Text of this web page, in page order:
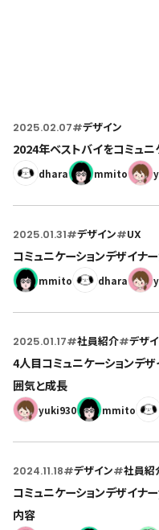
2025.02.07#デザイン
2024年ベストバイをコミュ
dhara mmito
2025.01.31#デザイン#UX
コミュニケーションデザイナ
mmito dhara
2025.01.17#社員紹介#デザ
4人目コミュニケーションデ
囲気と成長
yuki930 mmito
2024.11.18#デザイン#社員紹
コミュニケーションデザイ
内容